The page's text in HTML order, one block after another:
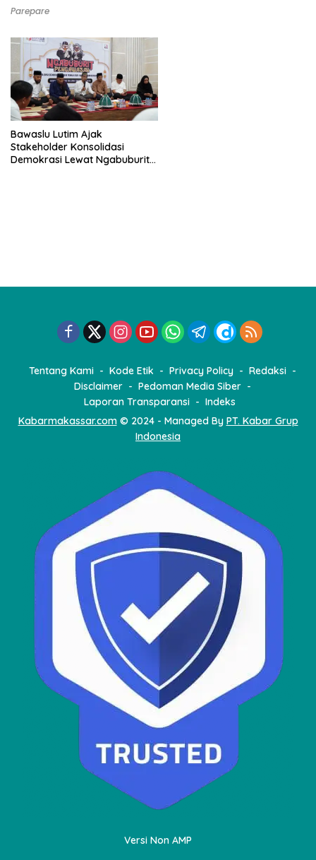
Parepare
Bawaslu Lutim Ajak
Stakeholder Konsolidasi
Demokrasi Lewat Ngabuburit
Tentang Kami Kode Etik Privacy Policy
Redaksi
Disclaimer
Pedoman Media Siber
Laporan Transparansi
Indeks
Kabarmakassar.com© 2024 - Managed By PT. Kabar Grup
Indonesia
Versi Non AMP